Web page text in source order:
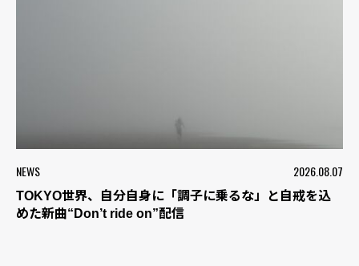
NEWS 2026.08.07
TOKYO世界、自分自身に「調子に乗るな」と自戒を込
めた新曲“Don’t ride on”配信